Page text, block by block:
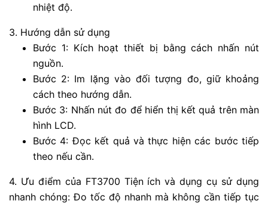
nhiệt độ.
3. Hướng dẫn sử dụng
Bước 1: Kích hoạt thiết bị bằng cách nhấn nút
nguồn.
Bước 2: Im lặng vào đối tượng đo, giữ khoảng
cách theo hướng dẫn.
Bước 3: Nhấn nút đo để hiển thị kết quả trên màn
hình LCD.
Bước 4: Đọc kết quả và thực hiện các bước tiếp
theo nếu cần.
4. Ưu điểm của FT3700 Tiện ích và dụng cụ sử dụng
nhanh chóng: Đo tốc độ nhanh mà không cần tiếp tục